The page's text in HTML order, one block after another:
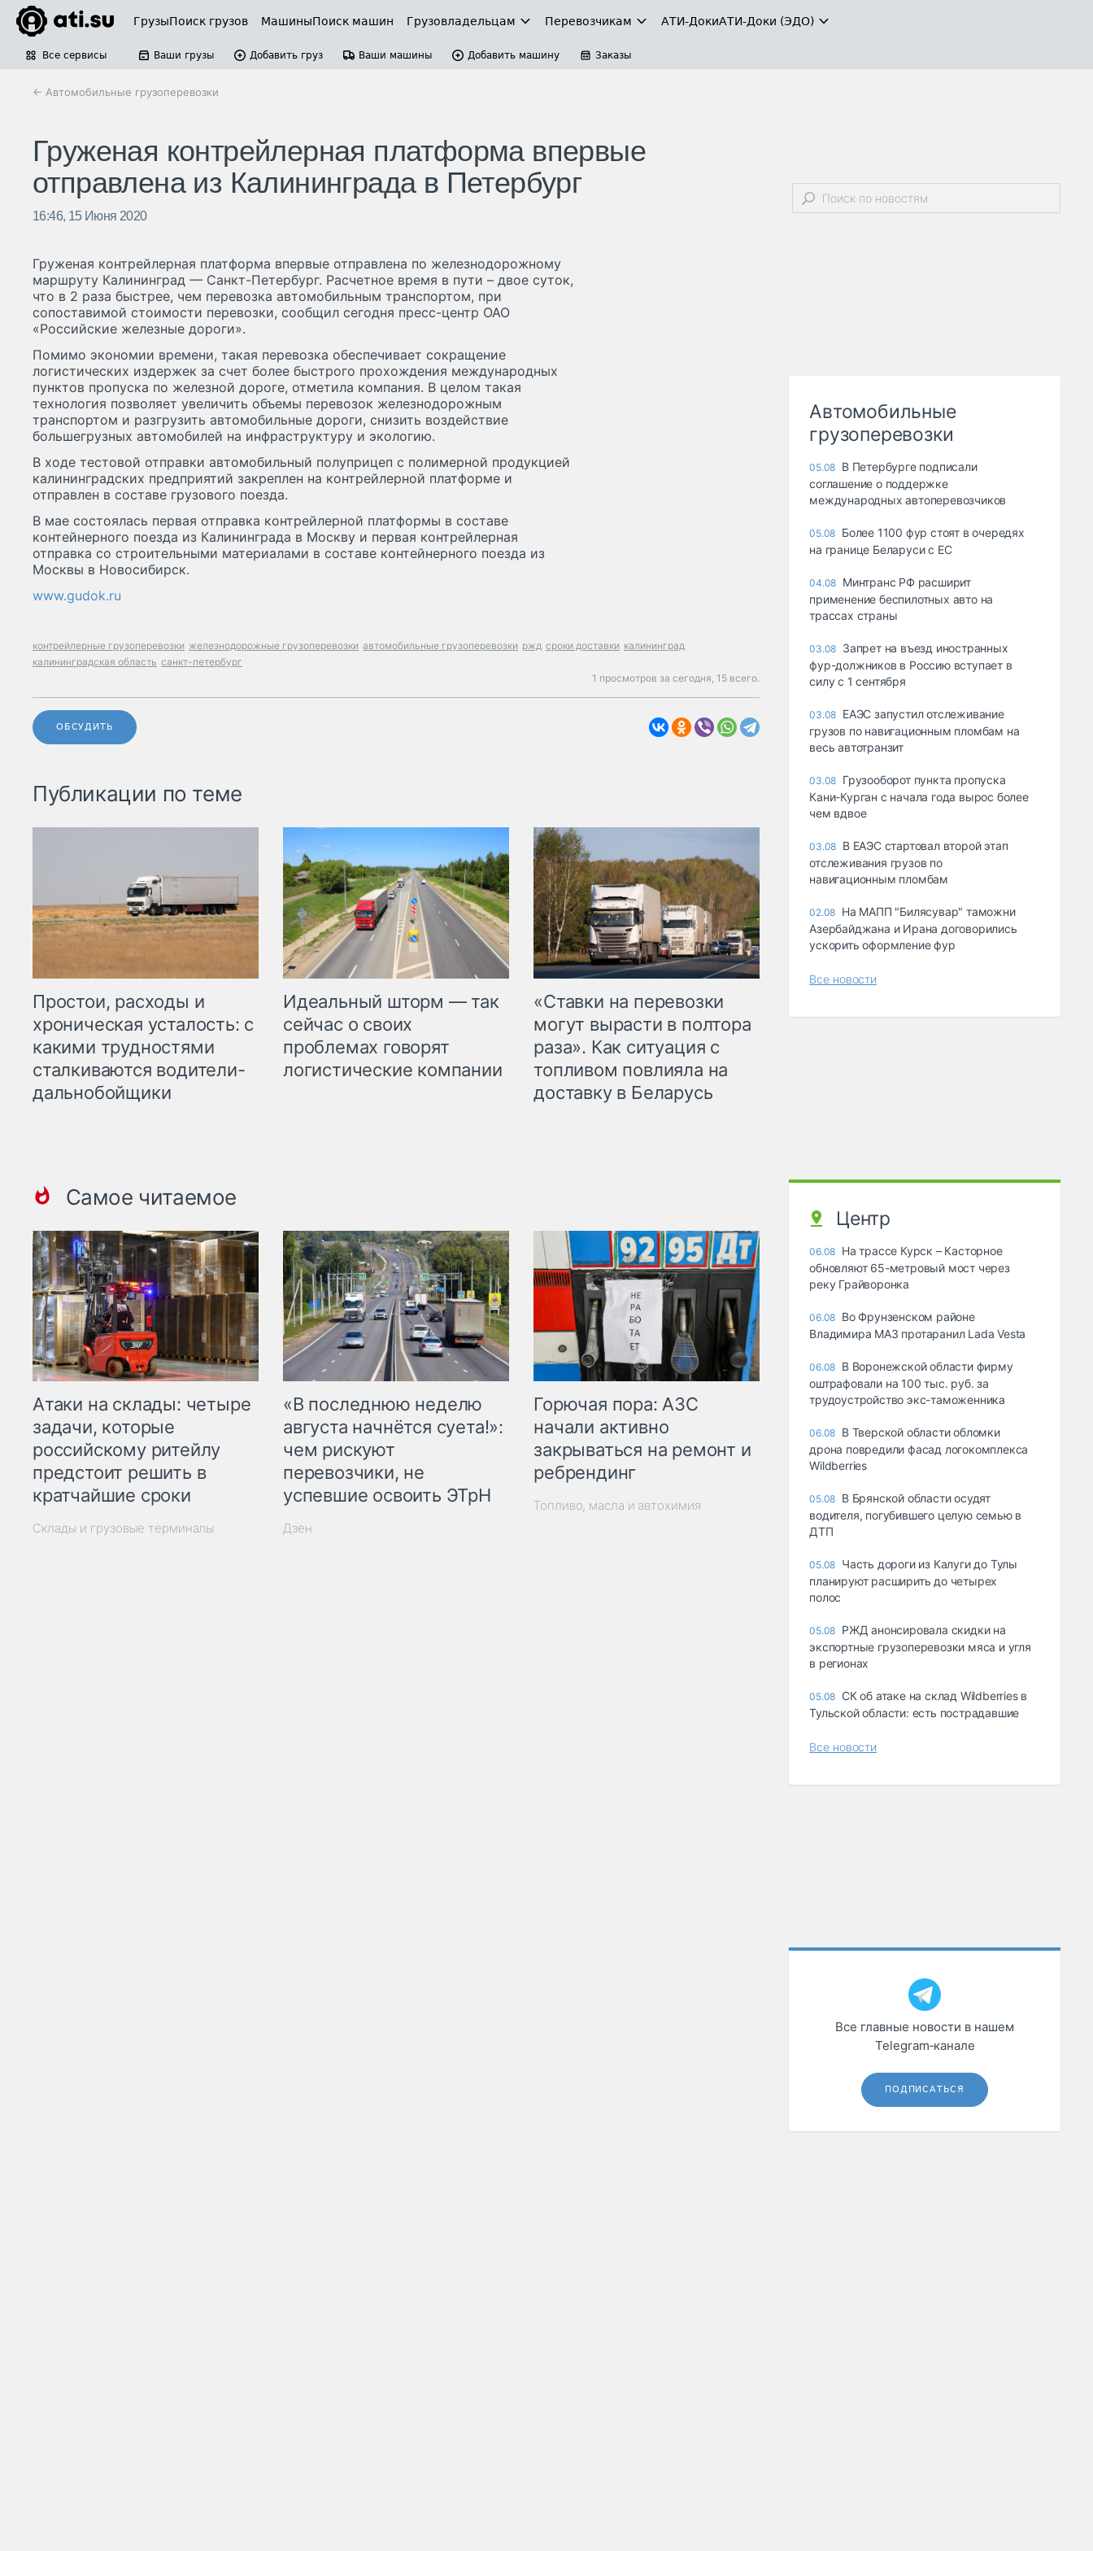
ГрузыПоиск грузов МашиныПоиск машин Грузовладельцам Перевозчикам АТИ-ДокиАТИ-Доки (ЭДО)
Все сервисы Ваши грузы Добавить груз Ваши машины Добавить машину Заказы
← Автомобильные грузоперевозки
Груженая контрейлерная платформа впервые
отправлена из Калининграда в Петербург
16:46, 15 Июня 2020
Груженая контрейлерная платформа впервые отправлена по железнодорожному
маршруту Калининград — Санкт-Петербург. Расчетное время в пути – двое суток,
что в 2 раза быстрее, чем перевозка автомобильным транспортом, при
сопоставимой стоимости перевозки, сообщил сегодня пресс-центр ОАО
«Российские железные дороги».
Помимо экономии времени, такая перевозка обеспечивает сокращение
логистических издержек за счет более быстрого прохождения международных
пунктов пропуска по железной дороге, отметила компания. В целом такая
технология позволяет увеличить объемы перевозок железнодорожным
транспортом и разгрузить автомобильные дороги, снизить воздействие
большегрузных автомобилей на инфраструктуру и экологию.
В ходе тестовой отправки автомобильный полуприцеп с полимерной продукцией
калининградских предприятий закреплен на контрейлерной платформе и
отправлен в составе грузового поезда.
В мае состоялась первая отправка контрейлерной платформы в составе
контейнерного поезда из Калининграда в Москву и первая контрейлерная
отправка со строительными материалами в составе контейнерного поезда из
Москвы в Новосибирск.
www.gudok.ru
контрейлерные грузоперевозки железнодорожные грузоперевозки автомобильные грузоперевозки ржд сроки доставки калининград
калининградская область санкт-петербург
1 просмотров за сегодня, 15 всего.
ОБСУДИТЬ
Публикации по теме
Простои, расходы и
хроническая усталость: с
какими трудностями
сталкиваются водители-
дальнобойщики
Идеальный шторм — так
сейчас о своих
проблемах говорят
логистические компании
«Ставки на перевозки
могут вырасти в полтора
раза». Как ситуация с
топливом повлияла на
доставку в Беларусь
Самое читаемое
Атаки на склады: четыре
задачи, которые
российскому ритейлу
предстоит решить в
кратчайшие сроки
Склады и грузовые терминалы
«В последнюю неделю
августа начнётся суета!»:
чем рискуют
перевозчики, не
успевшие освоить ЭТрН
Дзен
Горючая пора: АЗС
начали активно
закрываться на ремонт и
ребрендинг
Топливо, масла и автохимия
Автомобильные
грузоперевозки
05.08 В Петербурге подписали
соглашение о поддержке
международных автоперевозчиков
05.08 Более 1100 фур стоят в очередях
на границе Беларуси с ЕС
04.08 Минтранс РФ расширит
применение беспилотных авто на
трассах страны
03.08 Запрет на въезд иностранных
фур-должников в Россию вступает в
силу с 1 сентября
03.08 ЕАЭС запустил отслеживание
грузов по навигационным пломбам на
весь автотранзит
03.08 Грузооборот пункта пропуска
Кани-Курган с начала года вырос более
чем вдвое
03.08 В ЕАЭС стартовал второй этап
отслеживания грузов по
навигационным пломбам
02.08 На МАПП "Билясувар" таможни
Азербайджана и Ирана договорились
ускорить оформление фур
Все новости
Центр
06.08 На трассе Курск – Касторное
обновляют 65-метровый мост через
реку Грайворонка
06.08 Во Фрунзенском районе
Владимира МАЗ протаранил Lada Vesta
06.08 В Воронежской области фирму
оштрафовали на 100 тыс. руб. за
трудоустройство экс-таможенника
06.08 В Тверской области обломки
дрона повредили фасад логокомплекса
Wildberries
05.08 В Брянской области осудят
водителя, погубившего целую семью в
ДТП
05.08 Часть дороги из Калуги до Тулы
планируют расширить до четырех
полос
05.08 РЖД анонсировала скидки на
экспортные грузоперевозки мяса и угля
в регионах
05.08 СК об атаке на склад Wildberries в
Тульской области: есть пострадавшие
Все новости
Все главные новости в нашем
Telegram‑канале
ПОДПИСАТЬСЯ